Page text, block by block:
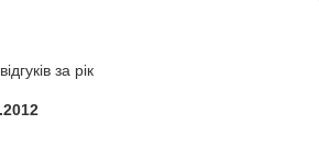
за рік